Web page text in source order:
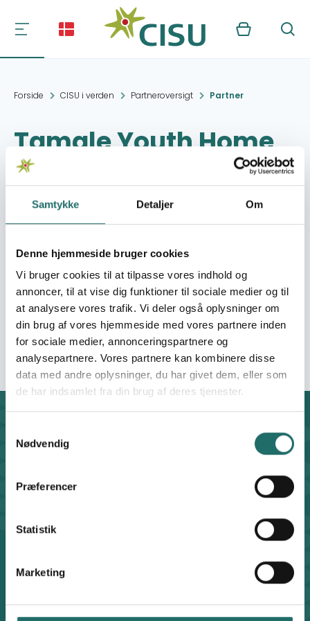
Samtykke Detaljer Om
Denne hjemmeside bruger cookies
Vi bruger cookies til at tilpasse vores indhold og
annoncer, til at vise dig funktioner til sociale medier og til
at analysere vores trafik. Vi deler også oplysninger om
din brug af vores hjemmeside med vores partnere inden
for sociale medier, annonceringspartnere og
analysepartnere. Vores partnere kan kombinere disse
data med andre oplysninger, du har givet dem, eller som
de har indsamlet fra din brug af deres tjenester.
Nødvendig
Præferencer
Statistik
Marketing
Kurv Søg
Forside CISU i verden Partneroversigt Partner
Tamale Youth Home
Cultural Group
(TYHCG)
Abramanta@hotmail.com
Organisation:
Foreningen til støtte for
Tamales Youth Home
Cultural Group, Ghana
CISU - Civilsamfund i Udvikling
8612 0342
Facebook
Find medarbejder